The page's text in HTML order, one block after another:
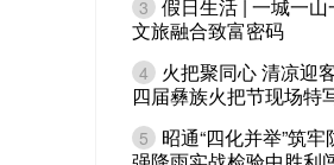
3 假日生活 | 一城一
文旅融合致富密码
4
火把聚同心 清凉
四届彝族火把节现场特
5
昭通“四化并举”筑